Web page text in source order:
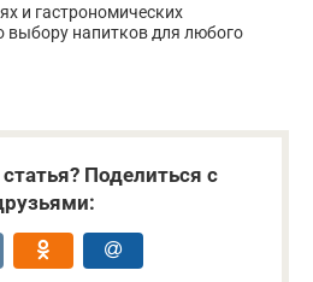
и гастрономических
выбору напитков для любого
Поделиться с